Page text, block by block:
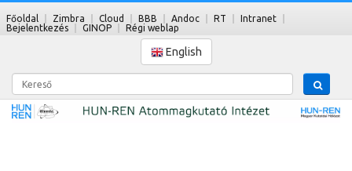
Főoldal Zimbra Cloud BBB Andoc RT
Intranet
Bejelentkezés
GINOP Régi weblap
English
Kereső